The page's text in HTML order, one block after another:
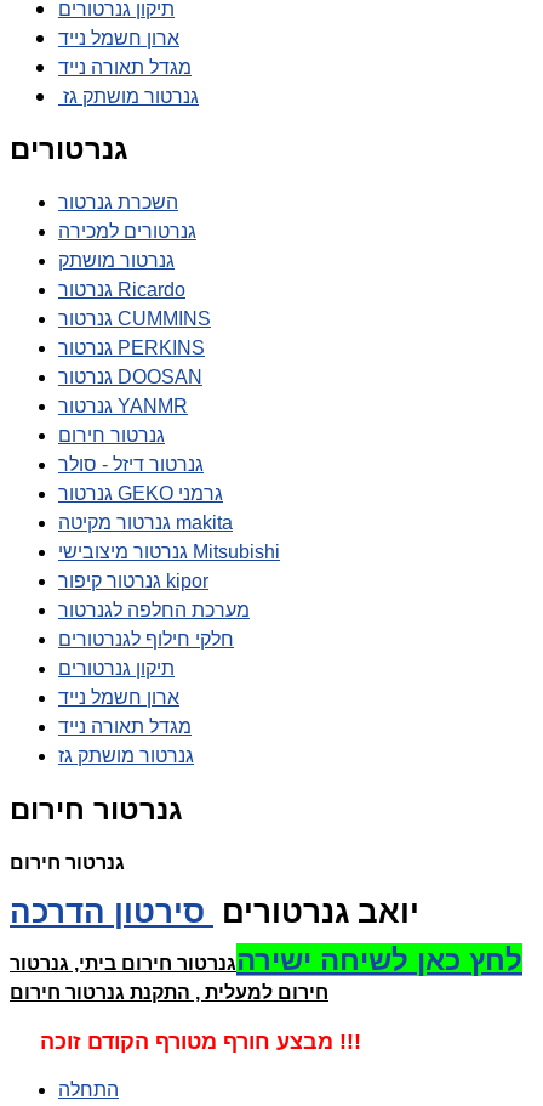
תיקון גנרטורים
ארון חשמל נייד
מגדל תאורה נייד
גנרטור מושתק גז
גנרטורים
השכרת גנרטור
גנרטורים למכירה
גנרטור מושתק
גנרטור Ricardo
גנרטור CUMMINS
גנרטור PERKINS
גנרטור DOOSAN
גנרטור YANMR
גנרטור חירום
גנרטור דיזל - סולר
גנרטור GEKO גרמני
גנרטור מקיטה makita
גנרטור מיצובישי Mitsubishi
גנרטור קיפור kipor
מערכת החלפה לגנרטור
חלקי חילוף לגנרטורים
תיקון גנרטורים
ארון חשמל נייד
מגדל תאורה נייד
גנרטור מושתק גז
גנרטור חירום
גנרטור חירום
יואב גנרטורים סירטון הדרכה
לחץ כאן לשיחה ישירהגנרטור חירום ביתי, גנרטור
חירום למעלית , התקנת גנרטור חירום
מבצע חורף מטורף הקודם זוכה !!!
התחלה